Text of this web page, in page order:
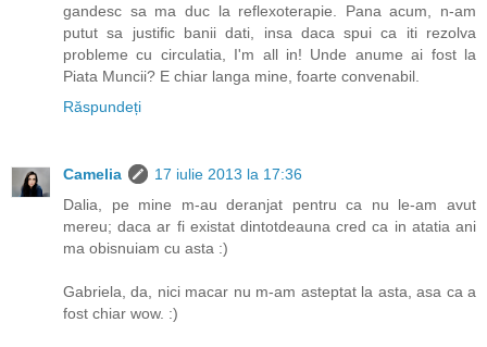
gandesc sa ma duc la reflexoterapie. Pana acum, n-am
putut sa justific banii dati, insa daca spui ca iti rezolva
probleme cu circulatia, I'm all in! Unde anume ai fost la
Piata Muncii? E chiar langa mine, foarte convenabil.
Răspundeți
Camelia
17 iulie 2013 la 17:36
Dalia, pe mine m-au deranjat pentru ca nu le-am avut
mereu; daca ar fi existat dintotdeauna cred ca in atatia ani
ma obisnuiam cu asta :)
Gabriela, da, nici macar nu m-am asteptat la asta, asa ca a
fost chiar wow. :)